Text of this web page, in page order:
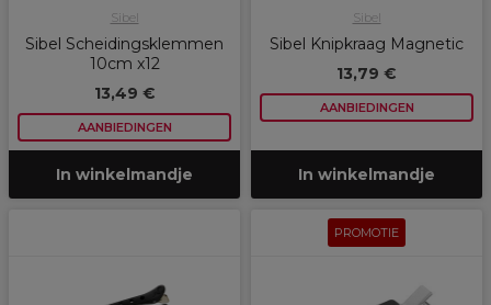
Sibel
Sibel Scheidingsklemmen
10cm x12
13,49 €
AANBIEDINGEN
In winkelmandje
Sibel
Sibel Knipkraag Magnetic
13,79 €
AANBIEDINGEN
In winkelmandje
PROMOTIE